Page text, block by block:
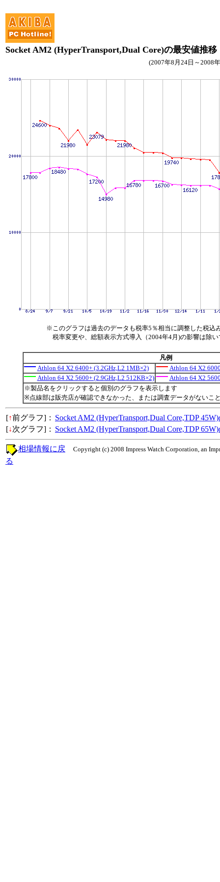
Socket AM2 (HyperTransport,Dual Core)の最安値推移
(2007年8月24日～2008
※このグラフは過去のデータも税率5％相当に調整した税込
税率変更や、総額表示方式導入（2004年4月)の影響は除い
凡例
Athlon 64 X2 6400+ (3.2GHz,L2 1MB×2)
Athlon 64 X2
Athlon 64 X2 5600+ (2.9GHz,L2 512KB×2)
Athlon 64 X2
※製品名をクリックすると個別のグラフを表示します
※点線部は販売店が確認できなかった、または調査データがないこ
[↑前グラフ]： Socket AM2 (HyperTransport,Dual Core,TDP
[↓次グラフ]： Socket AM2 (HyperTransport,Dual Core,TDP
Copyright (c) 2008 Impress Watch Corporation, an
相場情報に戻
る